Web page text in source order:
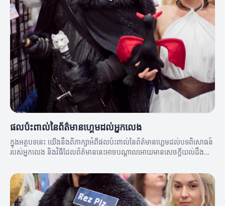
ផលប៉ះពាល់នៃព័ត៌មានហ្គេមដល់អ្នកលេង
ក្នុងអត្ថបទនេះ យើងនឹងពិភាក្សាអំពីផលប៉ះពាល់នៃព័ត៌មានហ្គេមដល់បទពិសោធន៍
របស់អ្នកលេង និងវិធីដែលព័ត៌មាននេះអាចបណ្តាលអោយមានសេចក្តីយល់ដឹងល្អ